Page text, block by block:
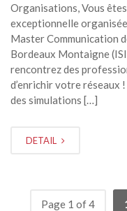
Organisations, Vous
exceptionnelle organisée
Master Communication
Bordeaux Montaigne
rencontrez des
d’enrichir votre réseaux
des simulations […]
DETAIL
Page 1 of 4